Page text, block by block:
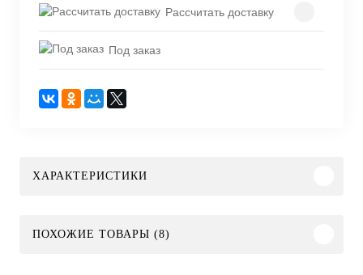
Рассчитать доставку
Под заказ
ХАРАКТЕРИСТИКИ
ПОХОЖИЕ ТОВАРЫ (8)